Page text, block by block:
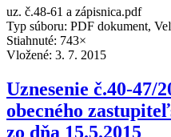
uz. č.48-61 a zápisnica.pdf
Typ súboru: PDF dokument,
Stiahnuté: 743×
Vložené: 3. 7. 2015
Uznesenie č.40-47/
obecného
zo dňa 15.5.2015